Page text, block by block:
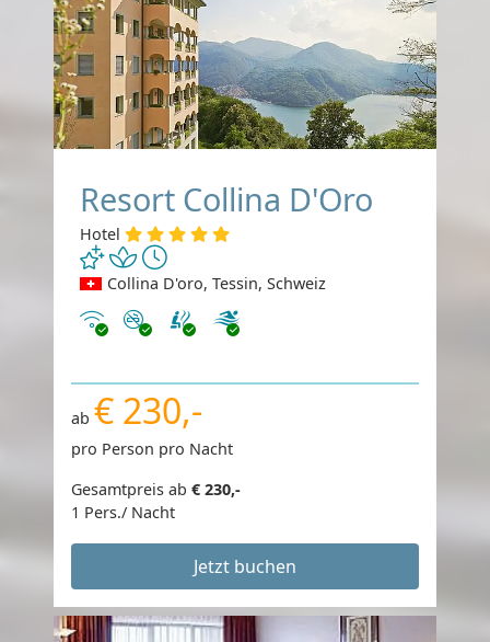
Resort Collina D'Oro
Hotel
Collina D'oro, Tessin, Schweiz
InternetNichtraucher
ab € 230,-
pro Person pro Nacht
Gesamtpreis ab € 230,-
1 Pers./ Nacht
Jetzt buchen